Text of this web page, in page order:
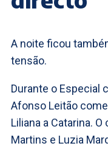
A noite ficou
tensão.
Durante o Especial
Afonso Leitão
Liliana a Catarina.
Martins e Luzia